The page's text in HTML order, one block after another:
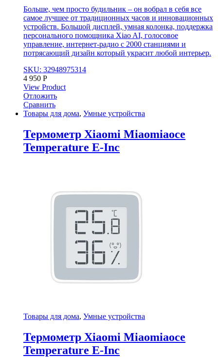
Больше, чем просто будильник – он вобрал в себя все
самое лучшее от традиционных часов и инновационных
устройств. Большой дисплей, умная колонка, поддержка
персонального помощника Xiao AI, голосовое
управление, интернет-радио с 2000 станциями и
потрясающий дизайн который украсит любой интерьер.
SKU: 32948975314
4 950 Р
View Product
Отложить
Сравнить
Товары для дома, Умные устройства
Термометр Xiaomi Miaomiaoce
Temperature E-Inc
Товары для дома, Умные устройства
Термометр Xiaomi Miaomiaoce
Temperature E-Inc